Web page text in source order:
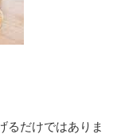
るだけではありま